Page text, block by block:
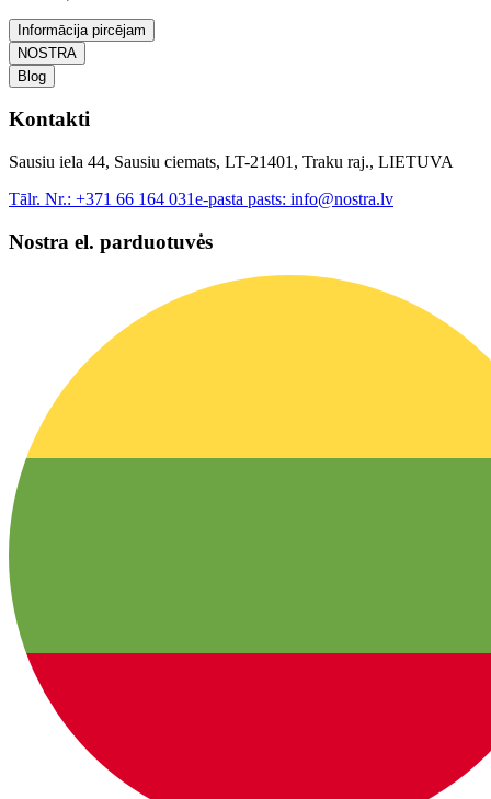
Informācija pircējam
NOSTRA
Blog
Kontakti
Sausiu iela 44, Sausiu ciemats, LT-21401, Traku raj., LIETUVA
Tālr. Nr.: +371 66 164 031e-pasta pasts: info@nostra.lv
Nostra el. parduotuvės